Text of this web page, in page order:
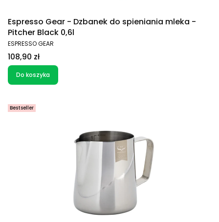
Espresso Gear - Dzbanek do spieniania mleka -
Pitcher Black 0,6l
PRODUCENT
ESPRESSO GEAR
Cena
108,90 zł
Do koszyka
Bestseller